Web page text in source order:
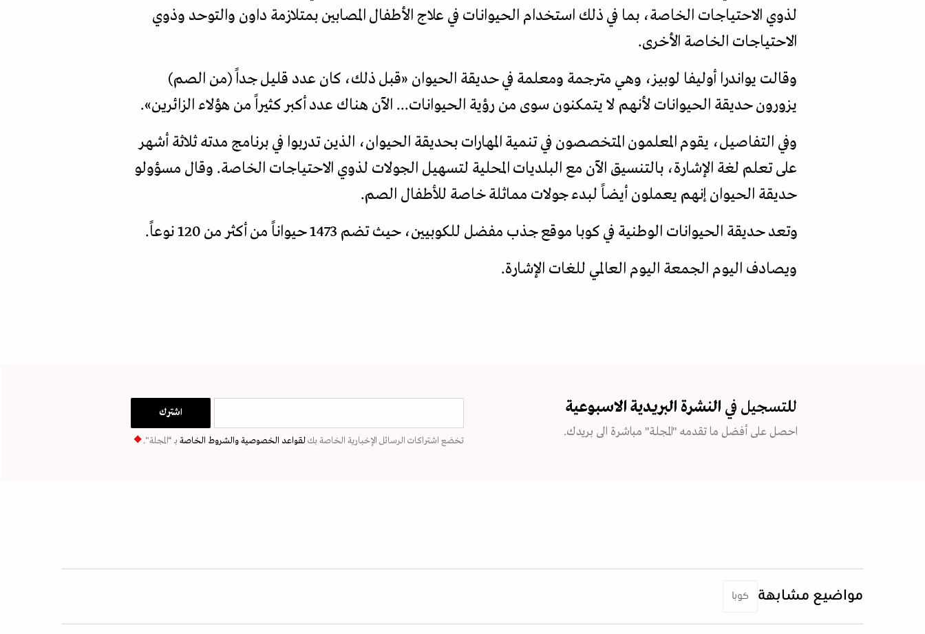
لذوي الاحتياجات الخاصة، بما في ذلك استخدام الحيوانات في علاج الأطفال المصابين بمتلازمة داون والتوحد وذوي
الاحتياجات الخاصة الأخرى.
وقالت يواندرا أوليفا لوبيز، وهي مترجمة ومعلمة في حديقة الحيوان «قبل ذلك، كان عدد قليل جداً (من الصم)
يزورون حديقة الحيوانات لأنهم لا يتمكنون سوى من رؤية الحيوانات... الآن هناك عدد أكبر كثيراً من هؤلاء الزائرين».
وفي التفاصيل، يقوم المعلمون المتخصصون في تنمية المهارات بحديقة الحيوان، الذين تدربوا في برنامج مدته ثلاثة أشهر
على تعلم لغة الإشارة، بالتنسيق الآن مع البلديات المحلية لتسهيل الجولات لذوي الاحتياجات الخاصة. وقال مسؤولو
حديقة الحيوان إنهم يعملون أيضاً لبدء جولات مماثلة خاصة للأطفال الصم.
وتعد حديقة الحيوانات الوطنية في كوبا موقع جذب مفضل للكوبيين، حيث تضم 1473 حيواناً من أكثر من 120 نوعاً.
ويصادف اليوم الجمعة اليوم العالمي للغات الإشارة.
للتسجيل في النشرة البريدية الاسبوعية
احصل على أفضل ما تقدمه "المجلة" مباشرة الى بريدك.
تخضع اشتراكات الرسائل الإخبارية الخاصة بكلقواعد الخصوصيةوالشروط الخاصة بـ “المجلة".
مواضيع مشابهة كوبا